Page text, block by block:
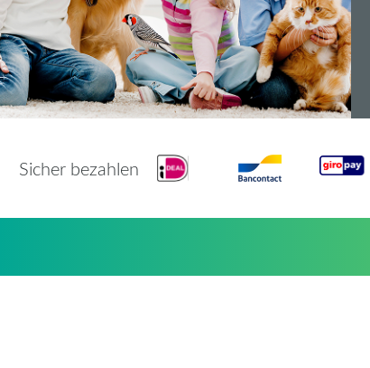
Sicher bezahlen